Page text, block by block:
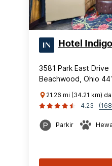
Hotel
3581 Park East Drive
Beachwood, Ohio
21.26 mi (34.21 km)
4.23
Parkir